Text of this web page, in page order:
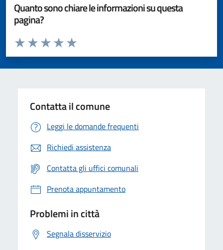
Quanto sono chiare le informazioni su questa
pagina?
Valuta da 1 a 5 stelle la pagina
Valuta 5 stelle su 5
Valuta 4 stelle su 5
Valuta 3 stelle su 5
Valuta 2 stelle su 5
Valuta 1 stelle su 5
Contatta il comune
Leggi le domande frequenti
Richiedi assistenza
Contatta gli uffici comunali
Prenota appuntamento
Problemi in città
Segnala disservizio